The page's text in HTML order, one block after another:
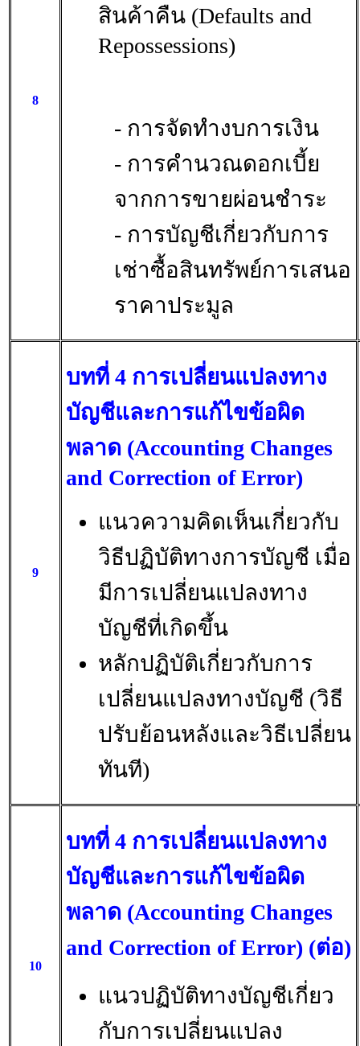
8
สินค้าคืน (Defaults and
Repossessions)
- การจัดทำงบการเงิน
- การคำนวณดอกเบี้ย
จากการขายผ่อนชำระ
- การบัญชีเกี่ยวกับการ
เช่าซื้อสินทรัพย์การเสนอ
ราคาประมูล
9
บทที่ 4 การเปลี่ยนแปลงทาง
บัญชีและการแก้ไขข้อผิด
พลาด (Accounting Changes
and Correction of Error)
แนวความคิดเห็นเกี่ยวกับ
วิธีปฏิบัติทางการบัญชี เมื่อ
มีการเปลี่ยนแปลงทาง
บัญชีที่เกิดขึ้น
หลักปฏิบัติเกี่ยวกับการ
เปลี่ยนแปลงทางบัญชี (วิธี
ปรับย้อนหลังและวิธีเปลี่ยน
ทันที)
10
บทที่ 4 การเปลี่ยนแปลงทาง
บัญชีและการแก้ไขข้อผิด
พลาด (Accounting Changes
and Correction of Error) (ต่อ)
แนวปฏิบัติทางบัญชีเกี่ยว
กับการเปลี่ยนแปลง